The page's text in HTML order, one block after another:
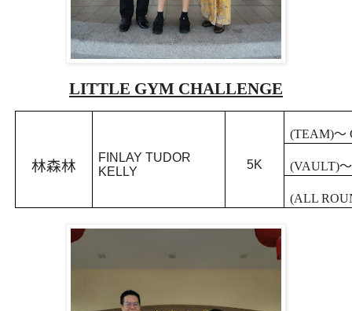
LITTLE GYM CHALLENGE
林森林
FINLAY TUDOR
KELLY
5K
(TEAM)～
(VAULT)
(ALL